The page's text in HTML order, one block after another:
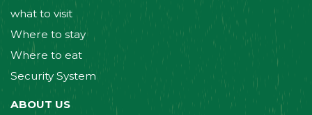
what to visit
Where to stay
Where to eat
Security System
ABOUT US